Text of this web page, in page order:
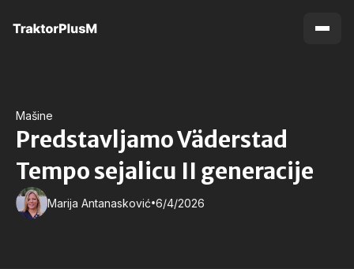
Mašine
Predstavljamo Väderstad
Tempo sejalicu II generacije
Marija Antanasković•6/4/2026